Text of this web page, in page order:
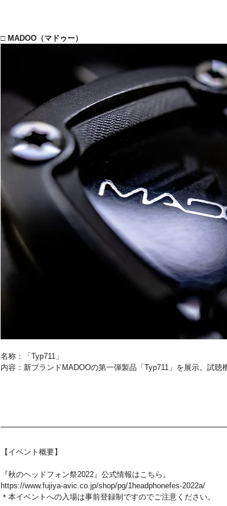
□ MADOO（マドゥー）
名称：「Typ711」
内容：新ブランドMADOOの第一弾製品「Typ711」を展示。試
【イベント概要】
『秋のヘッドフォン祭2022』公式情報はこちら。
https://www.fujiya-avic.co.jp/shop/pg/1headphonefes-2022a/
＊本イベントへの入場は事前登録制ですのでご注意ください。